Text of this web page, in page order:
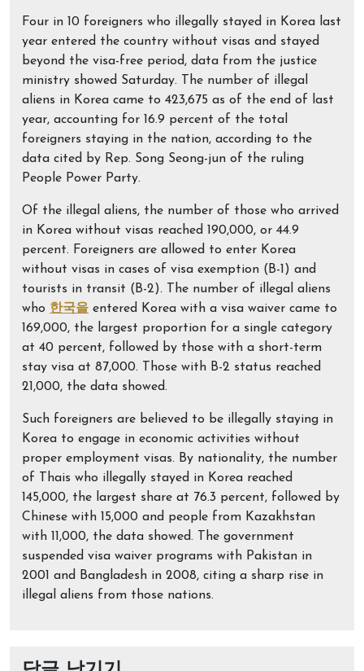
Four in 10 foreigners who illegally stayed in Korea last
year entered the country without visas and stayed
beyond the visa-free period, data from the justice
ministry showed Saturday. The number of illegal
aliens in Korea came to 423,675 as of the end of last
year, accounting for 16.9 percent of the total
foreigners staying in the nation, according to the
data cited by Rep. Song Seong-jun of the ruling
People Power Party.
Of the illegal aliens, the number of those who arrived
in Korea without visas reached 190,000, or 44.9
percent. Foreigners are allowed to enter Korea
without visas in cases of visa exemption (B-1) and
tourists in transit (B-2). The number of illegal aliens
who 한국을 entered Korea with a visa waiver came to
169,000, the largest proportion for a single category
at 40 percent, followed by those with a short-term
stay visa at 87,000. Those with B-2 status reached
21,000, the data showed.
Such foreigners are believed to be illegally staying in
Korea to engage in economic activities without
proper employment visas. By nationality, the number
of Thais who illegally stayed in Korea reached
145,000, the largest share at 76.3 percent, followed by
Chinese with 15,000 and people from Kazakhstan
with 11,000, the data showed. The government
suspended visa waiver programs with Pakistan in
2001 and Bangladesh in 2008, citing a sharp rise in
illegal aliens from those nations.